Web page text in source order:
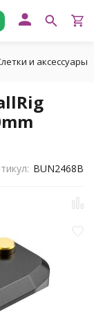
и аксессуары
BUN2468B